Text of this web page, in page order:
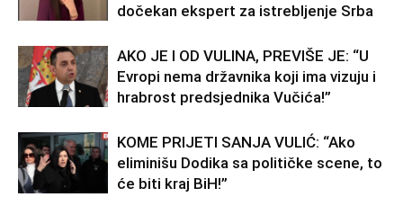
dočekan ekspert za istrebljenje Srba
AKO JE I OD VULINA, PREVIŠE JE: “U
Evropi nema državnika koji ima vizuju i
hrabrost predsjednika Vučića!”
KOME PRIJETI SANJA VULIĆ: “Ako
eliminišu Dodika sa političke scene, to
će biti kraj BiH!”